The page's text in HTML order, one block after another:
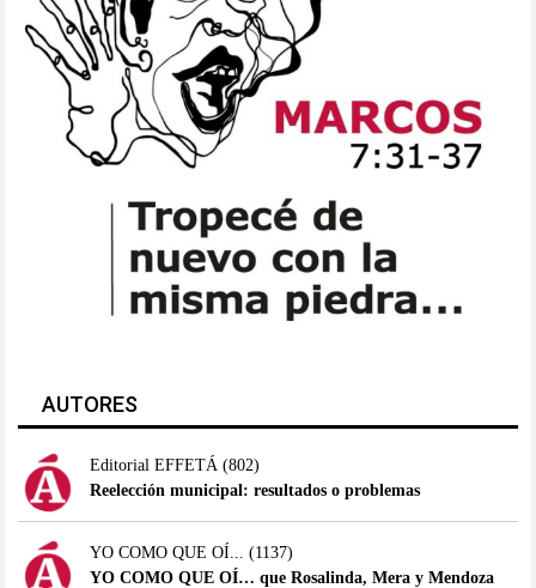
AUTORES
Editorial EFFETÁ (802)
Reelección municipal: resultados o problemas
YO COMO QUE OÍ...
(1137)
YO COMO QUE OÍ… que Rosalinda, Mera y Mendoza